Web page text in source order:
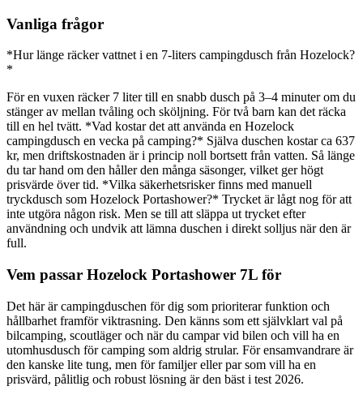
Vanliga frågor
*Hur länge räcker vattnet i en 7-liters campingdusch från Hozelock?
*
För en vuxen räcker 7 liter till en snabb dusch på 3–4 minuter om du
stänger av mellan tvåling och sköljning. För två barn kan det räcka
till en hel tvätt. *Vad kostar det att använda en Hozelock
campingdusch en vecka på camping?* Själva duschen kostar ca 637
kr, men driftskostnaden är i princip noll bortsett från vatten. Så länge
du tar hand om den håller den många säsonger, vilket ger högt
prisvärde över tid. *Vilka säkerhetsrisker finns med manuell
tryckdusch som Hozelock Portashower?* Trycket är lågt nog för att
inte utgöra någon risk. Men se till att släppa ut trycket efter
användning och undvik att lämna duschen i direkt solljus när den är
full.
Vem passar Hozelock Portashower 7L för
Det här är campingduschen för dig som prioriterar funktion och
hållbarhet framför viktrasning. Den känns som ett självklart val på
bilcamping, scoutläger och när du campar vid bilen och vill ha en
utomhusdusch för camping som aldrig strular. För ensamvandrare är
den kanske lite tung, men för familjer eller par som vill ha en
prisvärd, pålitlig och robust lösning är den bäst i test 2026.